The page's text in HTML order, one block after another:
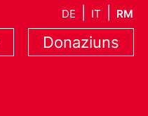
DE IT RM
Donaziuns